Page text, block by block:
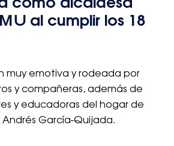
como alcaldesa
al cumplir los 18
muy emotiva y rodeada por
y compañeras, además de
y educadoras del hogar de
García-Quijada.